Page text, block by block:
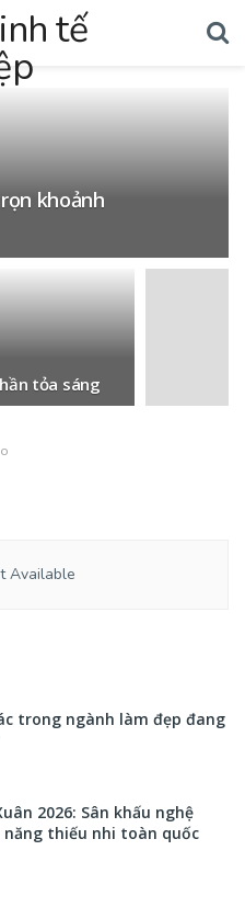
khoảnh
tỏa sáng
Available
trong ngành làm đẹp đang
2026: Sân khấu nghệ
thiếu nhi toàn quốc